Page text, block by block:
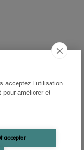
acceptez l’utilisation
pour améliorer et
accepter